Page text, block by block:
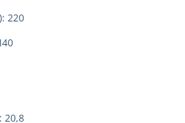
220
20,8